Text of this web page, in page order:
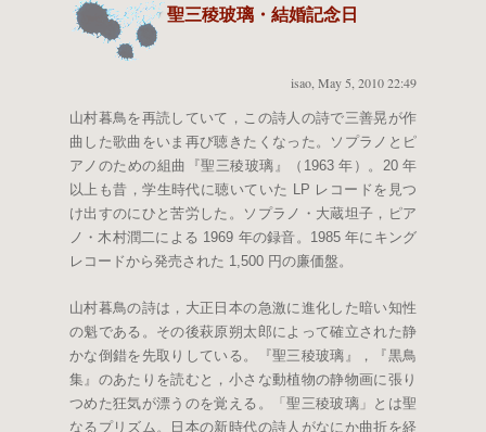
聖三稜玻璃・結婚記念日
isao May 5, 2010 22:49
山村暮鳥を再読していて，この詩人の詩で三善晃が作
曲した歌曲をいま再び聴きたくなった。ソプラノとピ
アノのための組曲『聖三稜玻璃』（1963 年）。20 年
以上も昔，学生時代に聴いていた LP レコードを見つ
け出すのにひと苦労した。ソプラノ・大蔵坦子，ピア
ノ・木村潤二による 1969 年の録音。1985 年にキング
レコードから発売された 1,500 円の廉価盤。
山村暮鳥の詩は，大正日本の急激に進化した暗い知性
の魁である。その後萩原朔太郎によって確立された静
かな倒錯を先取りしている。『聖三稜玻璃』，『黒鳥
集』のあたりを読むと，小さな動植物の静物画に張り
つめた狂気が漂うのを覚える。「聖三稜玻璃」とは聖
なるプリズム。日本の新時代の詩人がなにか曲折を経